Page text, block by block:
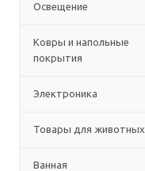
Освещение
Ковры и напольные
покрытия
Электроника
Товары для животных
Ванная